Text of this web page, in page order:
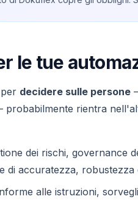
le tue
decidere sulle persone
rientra
dei rischi, governance
di accuratezza,
alle istruzioni,